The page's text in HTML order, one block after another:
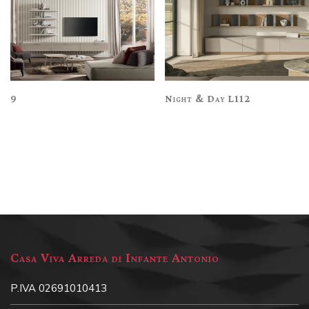
Night & Day L112
Casa Viva Arreda di Infante Antonio
P.IVA 02691010413